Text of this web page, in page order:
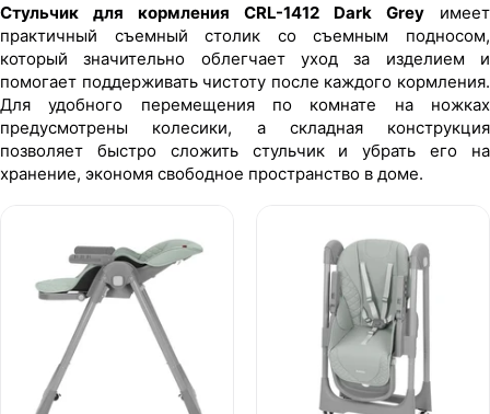
Стульчик для кормления CRL-1412 Dark Grey имеет
практичный съемный столик со съемным подносом,
который значительно облегчает уход за изделием и
помогает поддерживать чистоту после каждого кормления.
Для удобного перемещения по комнате на ножках
предусмотрены колесики, а складная конструкция
позволяет быстро сложить стульчик и убрать его на
хранение, экономя свободное пространство в доме.